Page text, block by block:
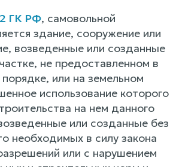
ГК РФ, самовольной
здание, сооружение или
возведенные или созданные
не предоставленном в
или на земельном
использование которого
на нем данного
или созданные без
необходимых в силу закона
или с нарушением